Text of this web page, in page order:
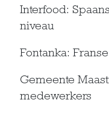
Interfood:
niveau
Fontanka:
Gemeente
medewerkers